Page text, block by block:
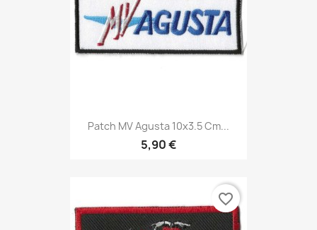
Patch MV Agusta 10x3.5 Cm...
5,90 €
favorite_border